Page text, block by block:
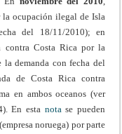
la ocupación ilegal de Isla
del 18/11/2010); en
contra Costa Rica por la
la demanda con fecha del
de Costa Rica contra
en ambos oceanos (ver
En esta notase pueden
(empresa noruega) por parte